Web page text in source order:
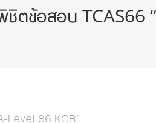
ชิตข้อสอบ TCAS66
Level 86 KOR”